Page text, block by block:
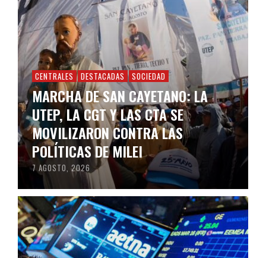
CENTRALES DESTACADAS SOCIEDAD
MARCHA DE SAN CAYETANO: LA
UTEP, LA CGT Y LAS CTA SE
MOVILIZARON CONTRA LAS
POLÍTICAS DE MILEI
7 AGOSTO, 2026